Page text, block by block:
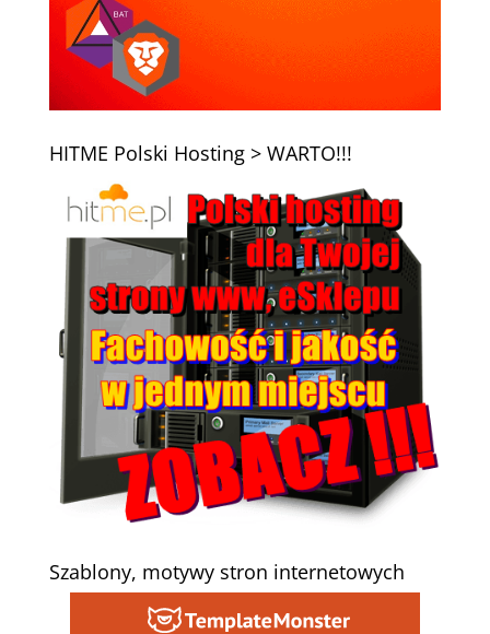
HITME Polski Hosting > WARTO!!!
Szablony, motywy stron internetowych